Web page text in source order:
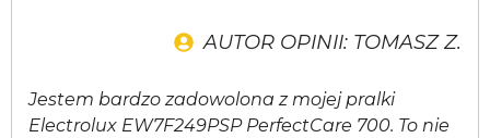
AUTOR OPINII: TOMASZ Z.
Jestem bardzo zadowolona z mojej pralki
Electrolux EW7F249PSP PerfectCare 700. To nie